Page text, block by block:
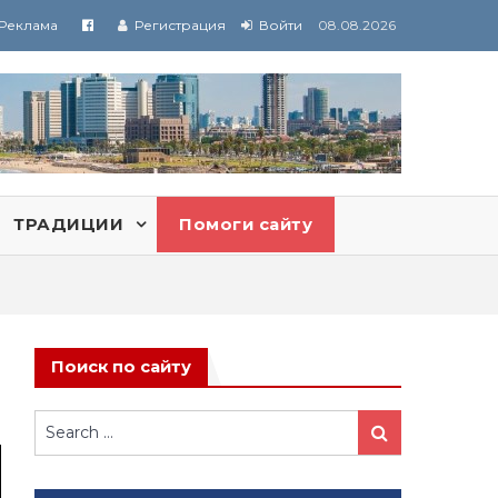
Реклама Регистрация Войти 08.08.2026
ТРАДИЦИИ Помоги сайту
Поиск по сайту
Search
for:
Search